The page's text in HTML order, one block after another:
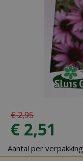
€2,95
€ 2,51
Aantal per verpakking